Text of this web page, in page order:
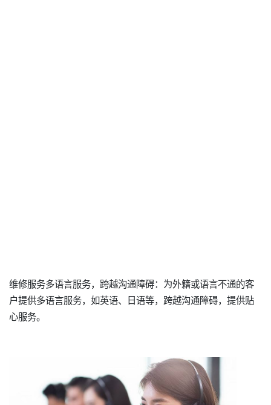
维修服务多语言服务，跨越沟通障碍：为外籍或语言不通的客
户提供多语言服务，如英语、日语等，跨越沟通障碍，提供贴
心服务。